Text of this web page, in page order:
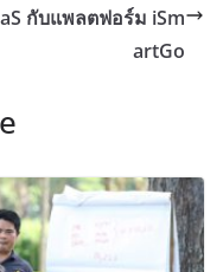
กับแพลตฟอร์ม iSm
artGo